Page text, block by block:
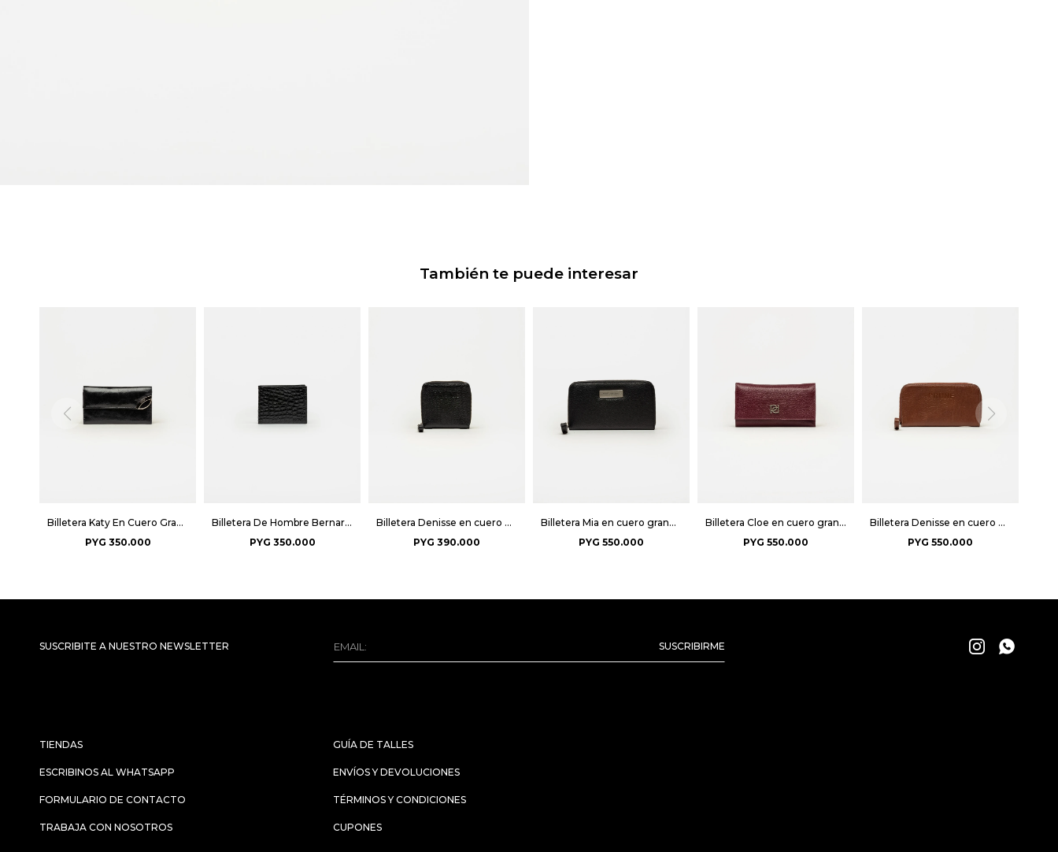
También te puede interesar
Billetera Katy En Cuero Graneado Arizona - Negro
PYG 350.000
Billetera De Hombre Bernard - Negro
PYG 350.000
Billetera Denisse en cuero graneado - Negro
PYG 390.000
Billetera Mia en cuero graneado - Negro
PYG 550.000
Billetera Cloe en cuero graneado - Bordeaux
PYG 550.000
Billetera Denisse en cuero graneado - Tabaco
PYG 550.000
TIENDAS
ESCRIBINOS AL WHATSAPP
FORMULARIO DE CONTACTO
TRABAJA CON NOSOTROS
GUÍA DE TALLES
ENVÍOS Y DEVOLUCIONES
TÉRMINOS Y CONDICIONES
CUPONES
SUSCRIBITE A NUESTRO NEWSLETTER SUSCRIBIRME  